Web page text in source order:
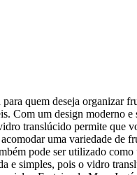
quem deseja organizar
Com um design
translúcido permite que
uma variedade de
pode ser utilizado
e simples, pois o vidro